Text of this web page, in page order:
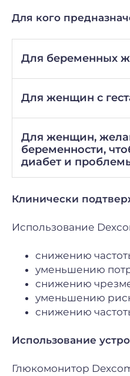
Для кого
Для беременных
Для женщин с
Для женщин,
беременности,
диабет и
Клинически
Использование
снижению
уменьшению
снижению
уменьшению
снижению
Использование
Глюкомонитор